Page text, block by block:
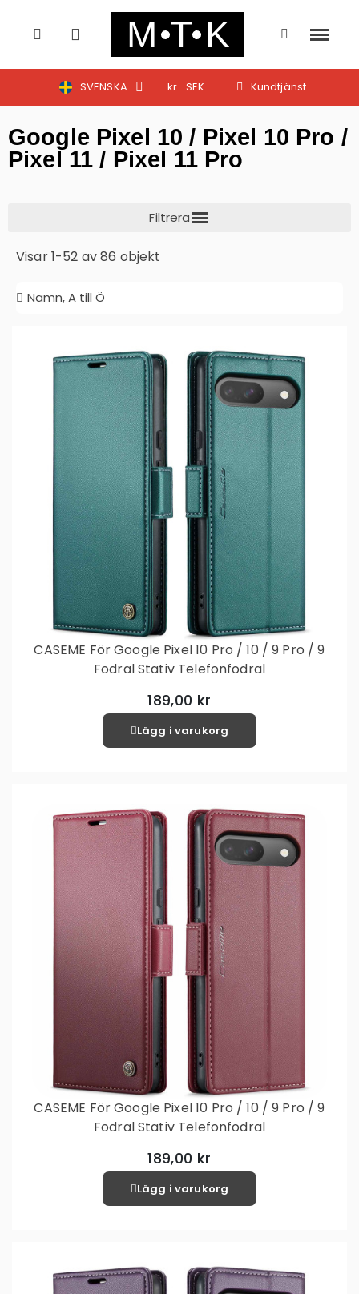
SVENSKA kr SEK Kundtjänst
Google Pixel 10 / Pixel 10 Pro /
Pixel 11 / Pixel 11 Pro
Visar 1-52 av 86 objekt
CASEME För Google Pixel 10 Pro / 10 / 9 Pro / 9
Fodral Stativ Telefonfodral
189,00 kr
Lägg i varukorg
CASEME För Google Pixel 10 Pro / 10 / 9 Pro / 9
Fodral Stativ Telefonfodral
189,00 kr
Lägg i varukorg